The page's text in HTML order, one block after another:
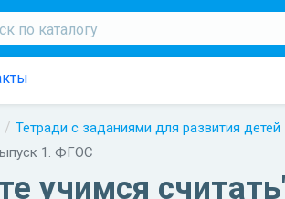
Тетради с заданиями для развития детей
1. ФГОС
учимся